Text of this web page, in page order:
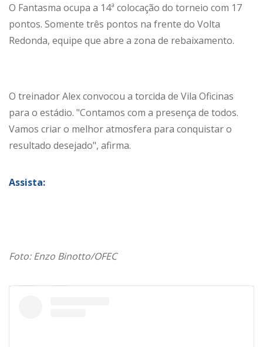
O Fantasma ocupa a 14ª colocação do torneio com 17
pontos. Somente três pontos na frente do Volta
Redonda, equipe que abre a zona de rebaixamento.
O treinador Alex convocou a torcida de Vila Oficinas
para o estádio. "Contamos com a presença de todos.
Vamos criar o melhor atmosfera para conquistar o
resultado desejado", afirma.
Assista:
Foto: Enzo Binotto/OFEC